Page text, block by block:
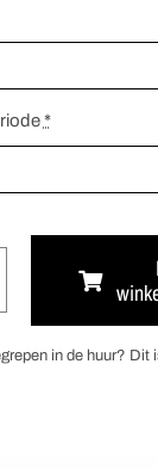
*
in de huur? Dit